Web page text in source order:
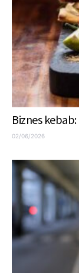
Biznes
02/06/2026